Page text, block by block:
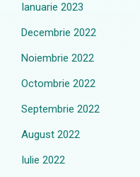
Ianuarie 2023
Decembrie 2022
Noiembrie 2022
Octombrie 2022
Septembrie 2022
August 2022
Iulie 2022